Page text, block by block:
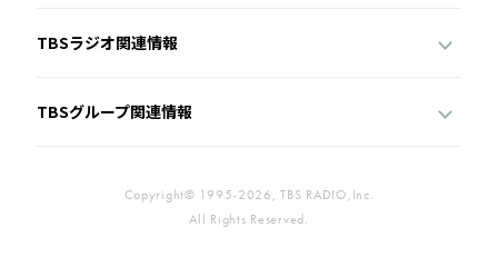
TBSラジオ関連情報
TBSグループ関連情報
Copyright© 1995-2026, TBS RADIO,Inc.
All Rights Reserved.